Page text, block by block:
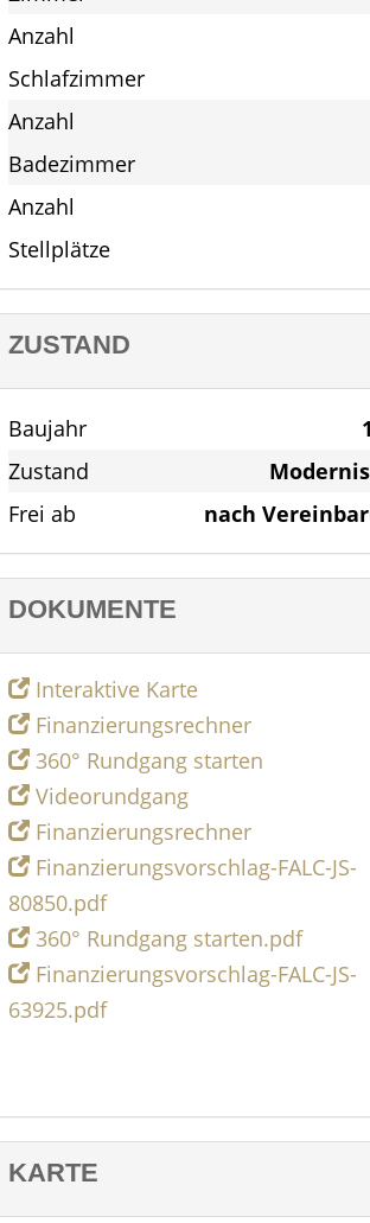
Anzahl
Schlafzimmer
Anzahl
Badezimmer
Anzahl
Stellplätze
ZUSTAND
Baujahr
Zustand
Frei ab
nach
DOKUMENTE
Interaktive Karte
Finanzierungsrechner
360° Rundgang starten
Videorundgang
Finanzierungsrechner
Finanzierungsvorschlag-FALC-JS-
80850.pdf
360° Rundgang starten.pdf
Finanzierungsvorschlag-FALC-JS-
63925.pdf
KARTE